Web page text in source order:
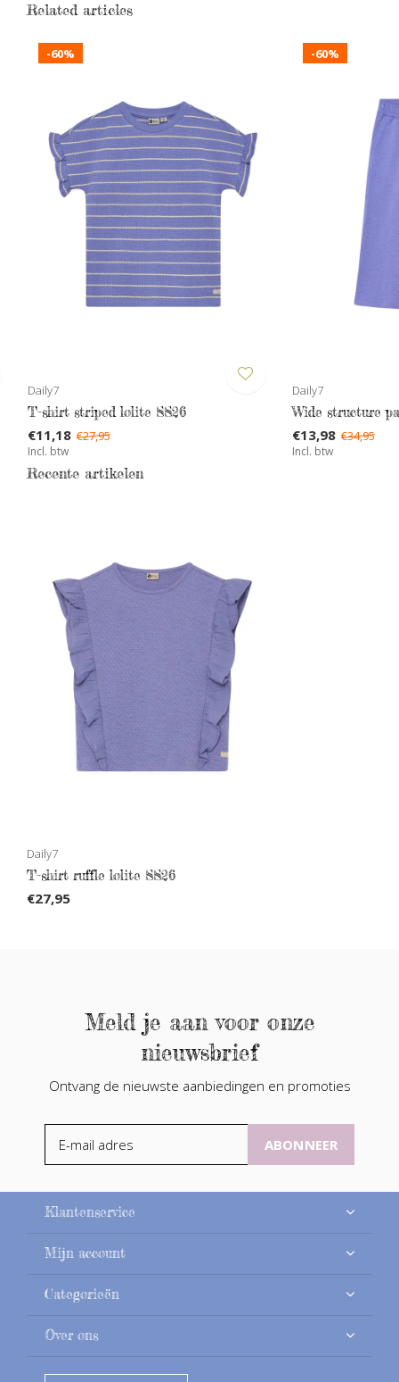
Related articles
-60%
Daily7
T-shirt striped lolite SS26
€11,18 €27,95
Incl. btw
-60%
Daily7
Wide structure
€13,98 €34,95
Incl. btw
Recente artikelen
Daily7
T-shirt ruffle lolite SS26
€27,95
Meld je aan voor onze
nieuwsbrief
Ontvang de nieuwste aanbiedingen en promoties
ABONNEER
Klantenservice
Mijn account
Categorieën
Over ons